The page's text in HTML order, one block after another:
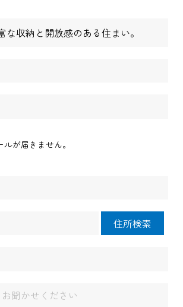
収納と開放感のある住まい。
が届きません。
住所検索